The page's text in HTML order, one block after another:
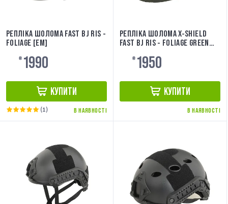
РЕПЛІКА ШОЛОМА FAST BJ RIS -
FOLIAGE [EM]
₴ 1990
КУПИТИ
В НАЯВНОСТІ
(1)
РЕПЛІКА ШОЛОМА X-SHIELD
FAST BJ RIS - FOLIAGE GREEN
₴ 1950
КУПИТИ
В НАЯВНОСТІ